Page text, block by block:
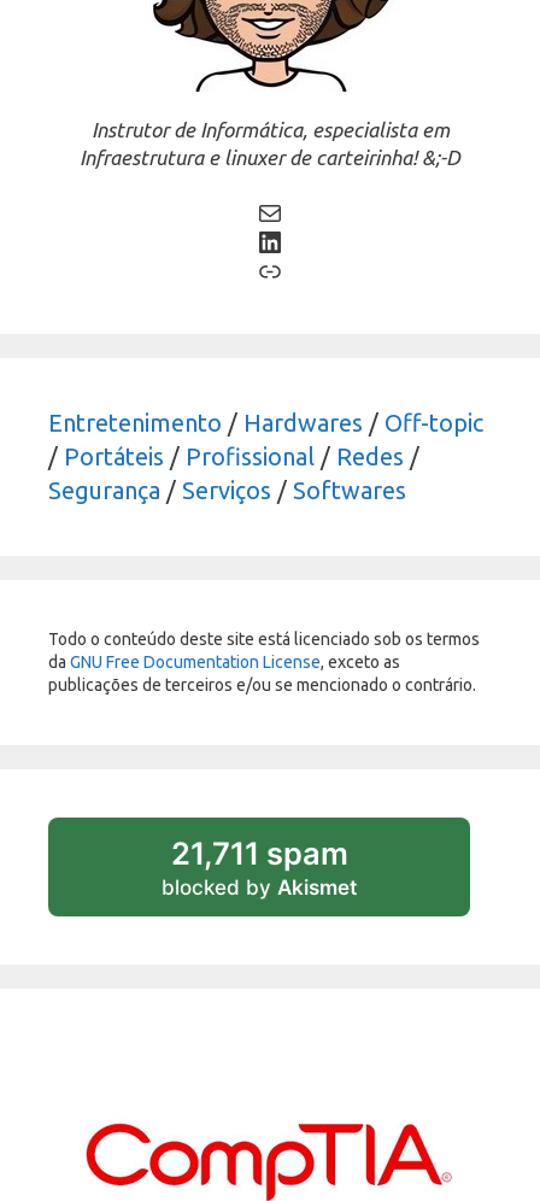
Instrutor de Informática, especialista em
Infraestrutura e linuxer de carteirinha! &;-D
Mail
LinkedIn
Link
Entretenimento / Hardwares / Off-topic
/ Portáteis / Profissional / Redes /
Segurança / Serviços / Softwares
Todo o conteúdo deste site está licenciado sob os termos
da GNU Free Documentation License, exceto as
publicações de terceiros e/ou se mencionado o contrário.
21,711 spam
blocked by Akismet